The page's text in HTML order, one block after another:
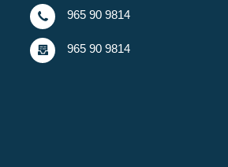
965 90 9814
965 90 9814